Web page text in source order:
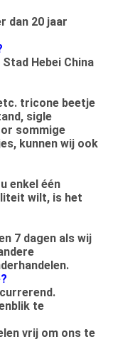
dan 20 jaar
Hebei China
tricone beetje
sigle
sommige
kunnen wij ook
enkel één
wilt, is het
7 dagen als wij
te
vrij om ons te